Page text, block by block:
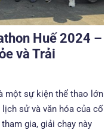
Huế 2024 –
và Trải
một sự kiện thể thao lớn
sử và văn hóa của cố
gia, giải chạy này